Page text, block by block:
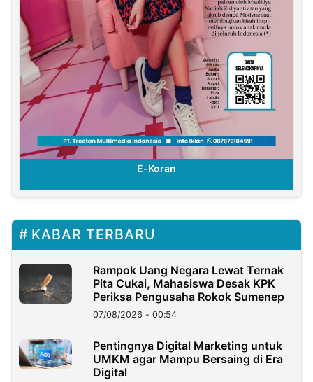
E-Koran
KABAR TERBARU
Rampok Uang Negara Lewat Ternak
Pita Cukai, Mahasiswa Desak KPK
Periksa Pengusaha Rokok Sumenep
07/08/2026 - 00:54
Pentingnya Digital Marketing untuk
UMKM agar Mampu Bersaing di Era
Digital